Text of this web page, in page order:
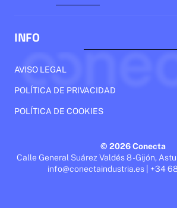
INFO
AVISO LEGAL
POLÍTICA DE PRIVACIDAD
POLÍTICA DE COOKIES
© 2026 Conecta
Calle General Suárez Valdés 8 - Gijón,
info@conectaindustria.es | +34